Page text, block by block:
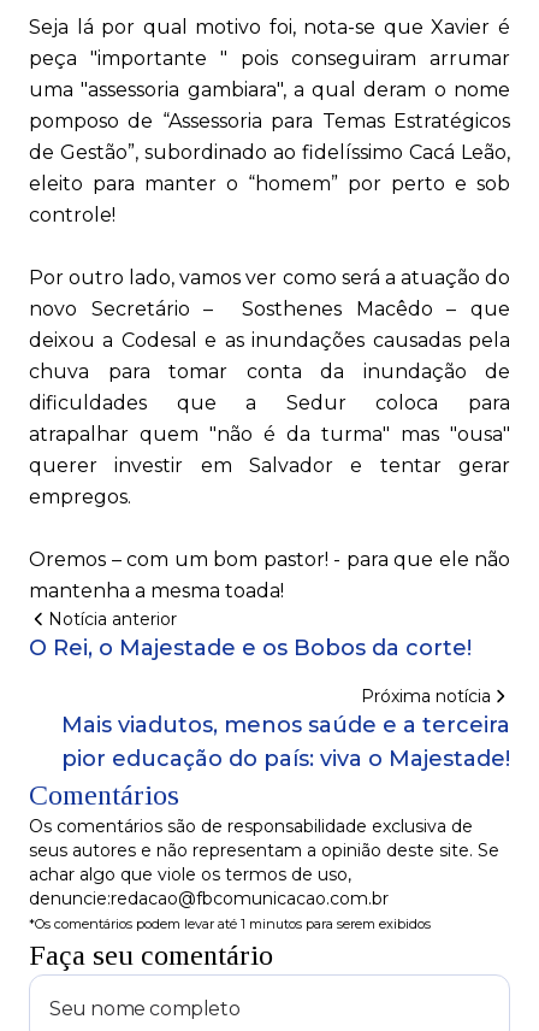
Seja lá por qual motivo foi, nota-se que Xavier é
peça "importante " pois conseguiram arrumar
uma "assessoria gambiara", a qual deram o nome
pomposo de “Assessoria para Temas Estratégicos
de Gestão”, subordinado ao fidelíssimo Cacá Leão,
eleito para manter o “homem” por perto e sob
controle!
Por outro lado, vamos ver como será a atuação do
novo Secretário – Sosthenes Macêdo – que
deixou a Codesal e as inundações causadas pela
chuva para tomar conta da inundação de
dificuldades que a Sedur coloca para
atrapalhar quem "não é da turma" mas "ousa"
querer investir em Salvador e tentar gerar
empregos.
Oremos – com um bom pastor! - para que ele não
mantenha a mesma toada!
Notícia anterior
O Rei, o Majestade e os Bobos da corte!
Próxima notícia
Mais viadutos, menos saúde e a terceira
pior educação do país: viva o Majestade!
Comentários
Os comentários são de responsabilidade exclusiva de
seus autores e não representam a opinião deste site. Se
achar algo que viole os termos de uso,
denuncie:redacao@fbcomunicacao.com.br
*Os comentários podem levar até 1 minutos para serem exibidos
Faça seu comentário